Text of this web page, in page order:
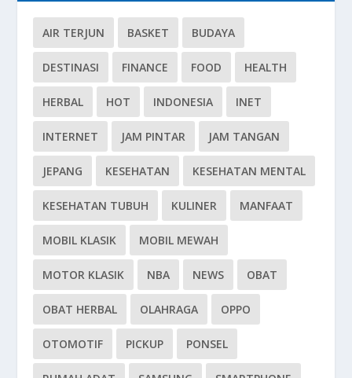
AIR TERJUN BASKET BUDAYA
DESTINASI FINANCE FOOD HEALTH
HERBAL HOT INDONESIA INET
INTERNET JAM PINTAR JAM TANGAN
JEPANG KESEHATAN KESEHATAN MENTAL
KESEHATAN TUBUH KULINER MANFAAT
MOBIL KLASIK MOBIL MEWAH
MOTOR KLASIK NBA NEWS OBAT
OBAT HERBAL OLAHRAGA OPPO
OTOMOTIF PICKUP PONSEL